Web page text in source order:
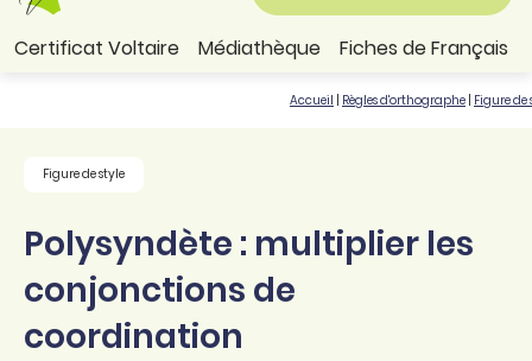
Certificat Voltaire Médiathèque Fiches de Français
Accueil Règles d'orthographe Figure de
Figure de style
Polysyndète : multiplier les
conjonctions de
coordination